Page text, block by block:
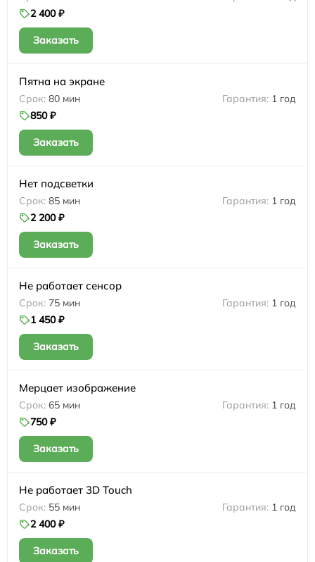
2 400 ₽
Заказать
Пятна на экране
80 мин
1 год
850 ₽
Заказать
Нет подсветки
85 мин
1 год
2 200 ₽
Заказать
Не работает сенсор
75 мин
1 год
1 450 ₽
Заказать
Мерцает изображение
65 мин
1 год
750 ₽
Заказать
Не работает 3D Touch
55 мин
1 год
2 400 ₽
Заказать